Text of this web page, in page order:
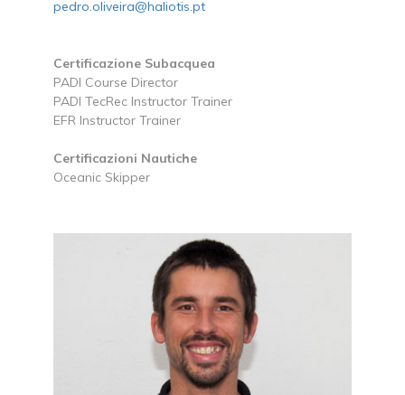
pedro.oliveira@haliotis.pt
Certificazione Subacquea
PADI Course Director
PADI TecRec Instructor Trainer
EFR Instructor Trainer
Certificazioni Nautiche
Oceanic Skipper